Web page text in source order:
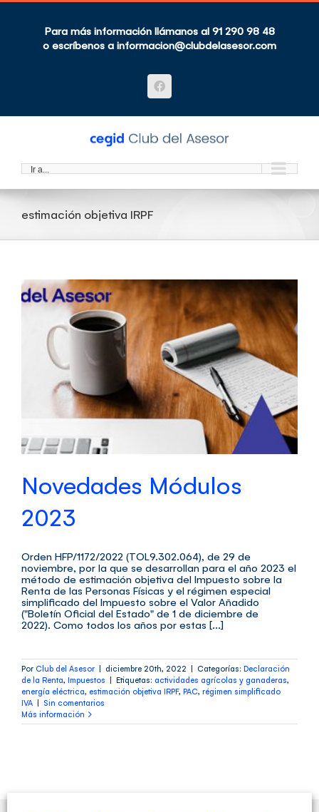
Saltar
contenidoPara más información llámanos al 91 290 98 48
o escríbenos a informacion@clubdelasesor.com
Facebook
Ir a...
estimación objetiva IRPF
Novedades Módulos
2023
Orden HFP/1172/2022 (TOL9.302.064), de 29 de
noviembre, por la que se desarrollan para el año 2023 el
método de estimación objetiva del Impuesto sobre la
Renta de las Personas Físicas y el régimen especial
simplificado del Impuesto sobre el Valor Añadido
("Boletín Oficial del Estado" de 1 de diciembre de
2022). Como todos los años por estas [...]
Por Club del Asesor | diciembre 20th, 2022 | Categorías: Declaración
de la Renta, Impuestos | Etiquetas: actividades agrícolas y ganaderas,
energía eléctrica, estimación objetiva IRPF, PAC, régimen simplificado
IVA | Sin comentarios
Más información